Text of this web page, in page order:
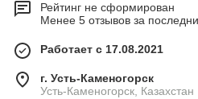
Рейтинг не сформирован
Менее 5 отзывов за
Работает с 17.08.2021
г. Усть-Каменогорск
Усть-Каменогорск, Казахстан